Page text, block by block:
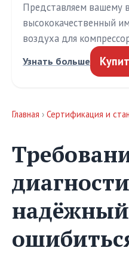
Представляем вашему
высококачественный
воздуха для
Узнать больше
Главная › Сертификация и